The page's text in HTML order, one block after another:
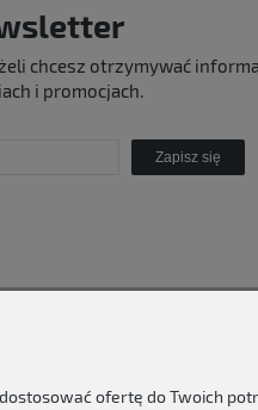
chcesz otrzymywać
i promocjach.
Zapisz się
ofertę do Twoich